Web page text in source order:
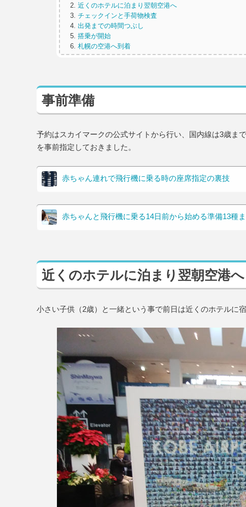
近くのホテルに泊まり翌朝空港へ
チェックインと手荷物検査
出発までの時間つぶし
搭乗が開始
札幌の空港へ到着
事前準備
予約はスカイマークの公式サイトから行い、国内線は3歳ま
を事前指定しておきました。
赤ちゃん連れで飛行機に乗る時の座席指定の裏技
赤ちゃんと飛行機に乗る14日前から始める準備13種
近くのホテルに泊まり翌朝空港へ
小さい子供（2歳）と一緒という事で前日は近くのホテルに